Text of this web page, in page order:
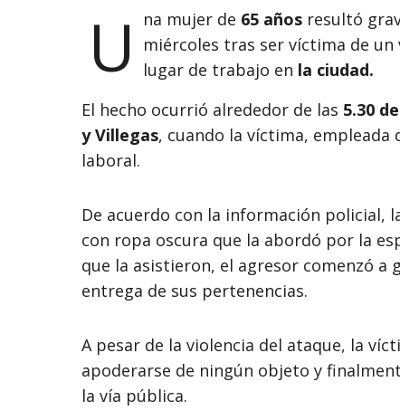
U na mujer de 65 añosresultó
miércoles tras ser víctima de
lugar de trabajo en la ciudad.
El hecho ocurrió alrededor de las 5.30
y Villegas, cuando la víctima, empleada
laboral.
De acuerdo con la información
con ropa oscura que la abordó por la
que la asistieron, el agresor comenzó a
entrega de sus pertenencias.
A pesar de la violencia del ataque, la
apoderarse de ningún objeto y
la vía pública.